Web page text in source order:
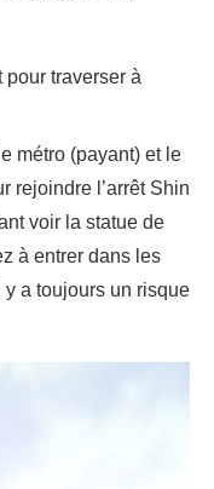
métro (payant) et le
rejoindre l’arrêt Shin
voir la statue de
à entrer dans les
a toujours un risque